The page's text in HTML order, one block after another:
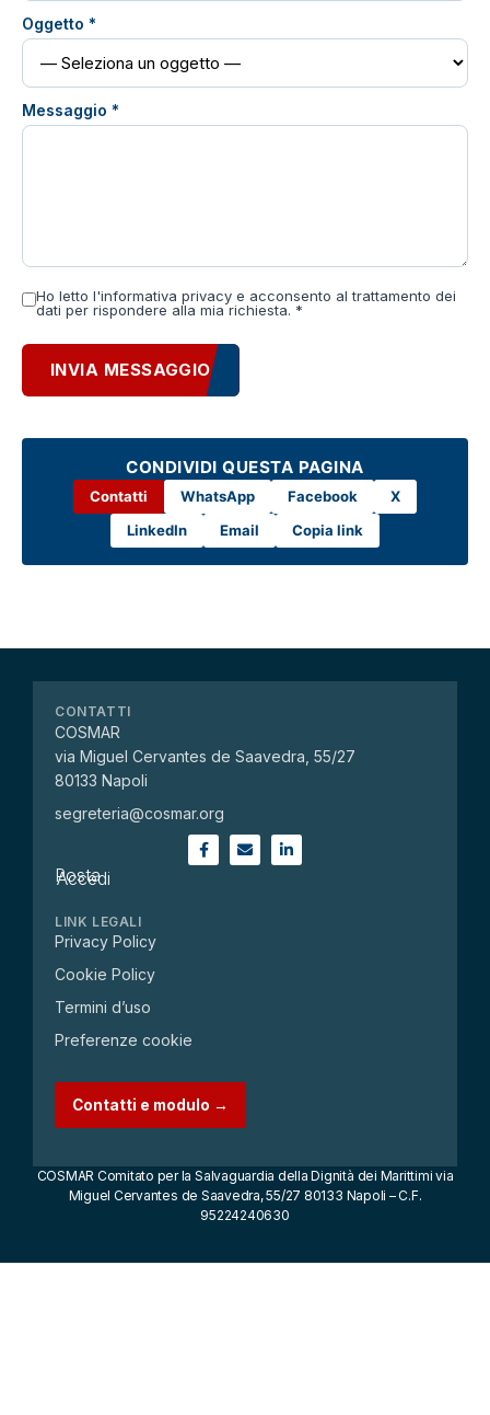
Oggetto *
Messaggio *
Ho letto l'informativa privacy e acconsento al trattamento dei
dati per rispondere alla mia richiesta. *
INVIA MESSAGGIO
CONDIVIDI QUESTA PAGINA
Contatti WhatsApp Facebook
X
LinkedIn
Email Copia link
CONTATTI
COSMAR
via Miguel Cervantes de Saavedra, 55/27
80133 Napoli
segreteria@cosmar.org
Posta
Accedi
LINK LEGALI
Privacy Policy
Cookie Policy
Termini d’uso
Preferenze cookie
Contatti e modulo →
COSMAR Comitato per la Salvaguardia della Dignità dei Marittimi via
Miguel Cervantes de Saavedra, 55/27 80133 Napoli – C.F.
95224240630